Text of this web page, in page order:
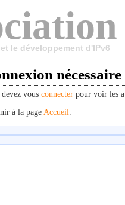
le développement d'IPv6
nécessaire
devez vous connecter pour voir les
à la page Accueil.